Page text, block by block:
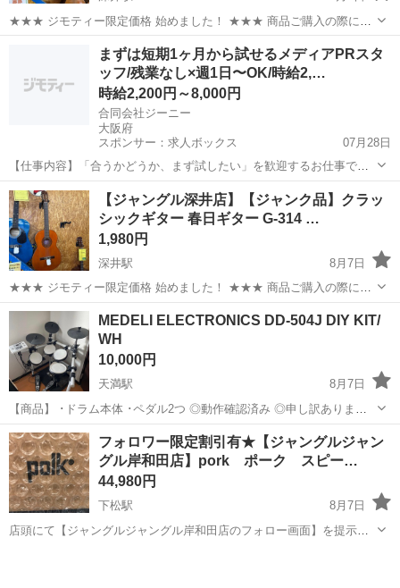
★★★ ジモティー限定価格 始めました！ ★★★ 商品ご購入の際に
「ジモティーを見た」と言っていただくと、 ジモティー限定価格(店頭
価格よ3%OFF)でのご購入が可能です。 サカイ引越センターグループ
のリサイクルシ...
深井駅 弦楽器、ギター ジャングル
まずは短期1ヶ月から試せるメディアPRスタ
ッフ/残業なし×週1日〜OK/時給2,…
時給2,200円～8,000円
合同会社ジーニー
大阪府
スポンサー：求人ボックス
07月28日
【仕事内容】「合うかどうか、まず試したい」を歓迎するお仕事です
メディアやサービスの魅力をお客様へご案内・ご提案するPRスタッ
フ。3ヶ月の短期からスタートできるので、「いきなり長期は不安…」
という方も気軽に始められます。もちろん長...
アルバイト・パート / 業務委託
【ジャングル深井店】【ジャンク品】クラッ
シックギター 春日ギター G-314 …
1,980円
深井駅
8月7日
★★★ ジモティー限定価格 始めました！ ★★★ 商品ご購入の際に
「ジモティーを見た」と言っていただくと、 ジモティー限定価格(店頭
価格よ3%OFF)でのご購入が可能です。 サカイ引越センターグループ
のリサイクルシ...
大阪 堺市 深井駅 弦楽器、ギター ジャングル
MEDELI ELECTRONICS DD-504J DIY KIT/
WH
10,000円
天満駅
8月7日
【商品】 ･ドラム本体 ･ペダル2つ ◎動作確認済み ◎申し訳ありませ
んが、説明書は紛失のため一緒に同梱することはできません ドラムプ
レイの練習に役立つ 335種類のボイス、60パターンのソングを内蔵 ク
ラッシュ・ラ...
大阪 大阪市 打楽器、ドラム
フォロワー限定割引有★【ジャングルジャン
グル岸和田店】pork ポーク スピー…
44,980円
下松駅
8月7日
店頭にて【ジャングルジャングル岸和田店のフォロー画面】を提示し